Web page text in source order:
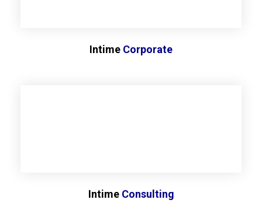
Intime Corporate
Intime Consulting